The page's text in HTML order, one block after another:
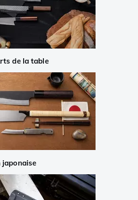
de la table
japonaise